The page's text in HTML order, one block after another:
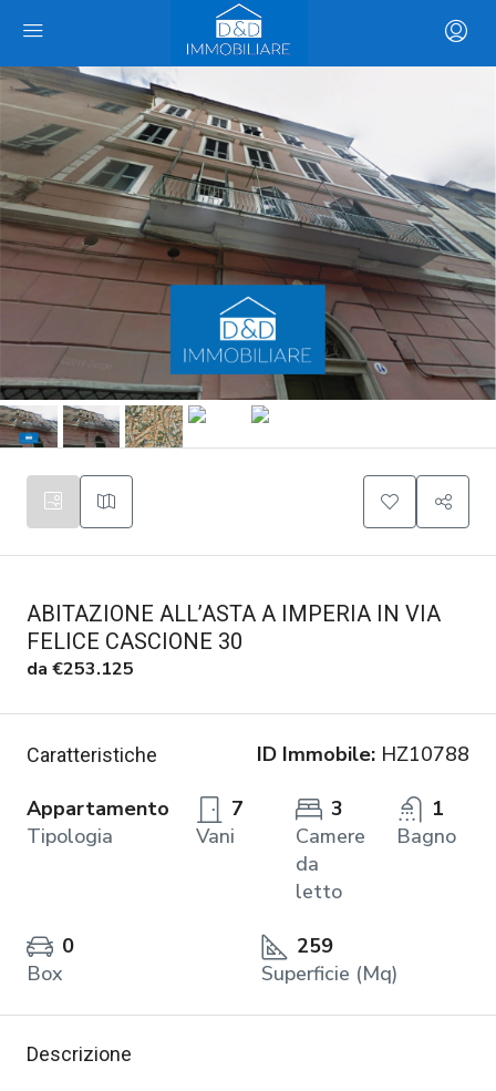
ABITAZIONE ALL’ASTA A IMPERIA IN VIA
FELICE CASCIONE 30
da €253.125
Caratteristiche ID Immobile: HZ10788
Appartamento
Tipologia
7
Vani
3
Camere
da
letto
1
Bagno
0
Box
259
Superficie (Mq)
Descrizione